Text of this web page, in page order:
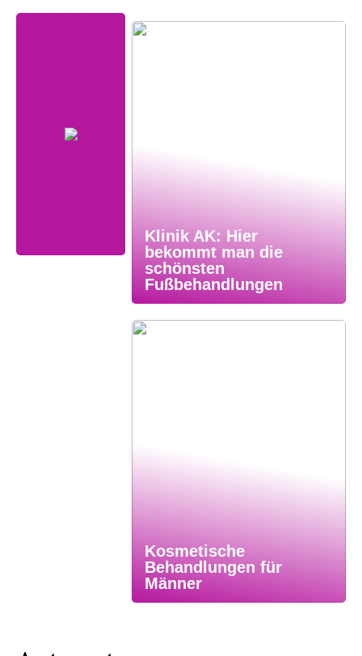
Klinik AK: Hier
bekommt man die
schönsten
Fußbehandlungen
Kosmetische
Behandlungen für
Männer